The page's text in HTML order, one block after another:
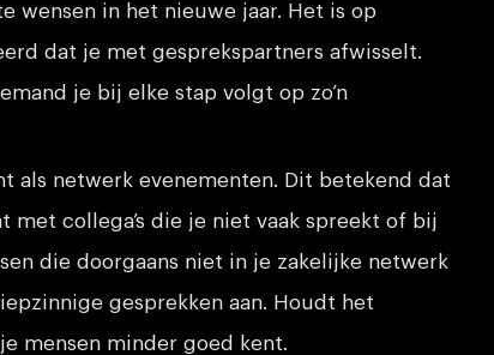
wensen in het nieuwe jaar. Het is op
dat je met gesprekspartners afwisselt.
je bij elke stap volgt op zo’n
als netwerk evenementen. Dit betekend dat
met collega’s die je niet vaak spreekt of bij
die doorgaans niet in je zakelijke netwerk
gesprekken aan. Houdt het
mensen minder goed kent.